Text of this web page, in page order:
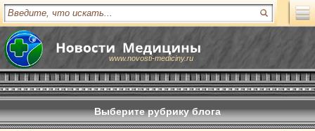
www.novosti-mediciny.ru
Выберите рубрику блога